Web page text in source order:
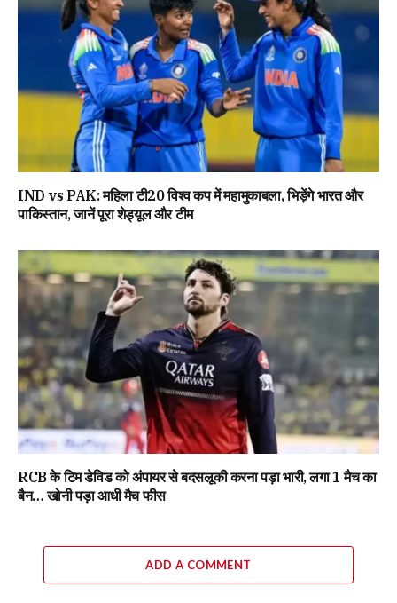
IND vs PAK: महिला टी20 विश्व कप में महामुकाबला, भिड़ेंगे भारत और
पाकिस्तान, जानें पूरा शेड्यूल और टीम
RCB के टिम डेविड को अंपायर से बदसलूकी करना पड़ा भारी, लगा 1 मैच का
बैन… खोनी पड़ा आधी मैच फीस
ADD A COMMENT